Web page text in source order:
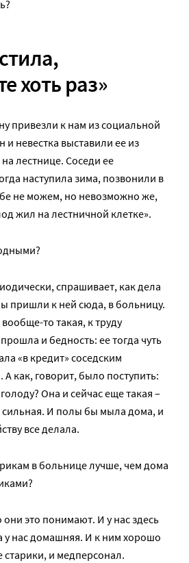
хоть раз»
привезли к нам из социальной
невестка выставили ее из
лестнице. Соседи ее
наступила зима, позвонили в
не можем, но невозможно же,
жил на лестничной клетке».
спрашивает, как дела
пришли к ней сюда, в больницу.
то такая, к труду
и бедность: ее тогда чуть
«в кредит» соседским
как, говорит, было поступить:
Она и сейчас еще такая –
сильная. И полы бы мыла дома, и
все делала.
в больнице лучше, чем дома
это понимают. И у нас здесь
у нас домашняя. И к ним хорошо
старики, и медперсонал.